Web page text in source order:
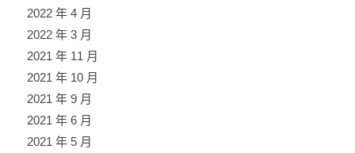
2022 年 4 月
2022 年 3 月
2021 年 11 月
2021 年 10 月
2021 年 9 月
2021 年 6 月
2021 年 5 月